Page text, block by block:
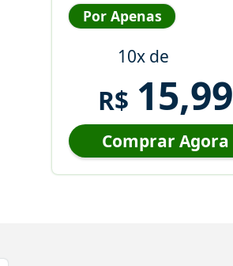
Por Apenas
10x de
R$ 15,99
Comprar Agora